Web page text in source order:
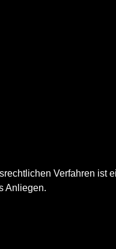
Verfahren ist
Anliegen.